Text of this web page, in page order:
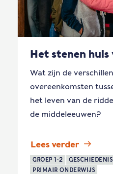
Het stenen huis
Wat zijn de
overeenkomsten
het leven van de
de middeleeuwen?
Lees verder
GROEP 1-2 GESCHIEDENIS
PRIMAIR ONDERWIJS